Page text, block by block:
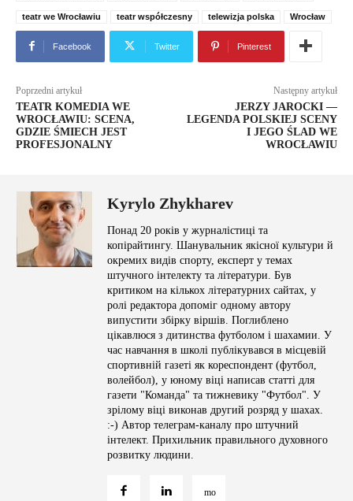
teatr we Wrocławiu teatr współczesny telewizja polska Wrocław
Facebook Twitter Pinterest
Poprzedni artykuł
TEATR KOMEDIA WE
WROCŁAWIU: SCENA,
GDZIE ŚMIECH JEST
PROFESJONALNY
Następny artykuł
JERZY JAROCKI —
LEGENDA POLSKIEJ SCENY
I JEGO ŚLAD WE
WROCŁAWIU
Kyrylo Zhykharev
Понад 20 років у журналістиці та
копірайтингу. Шанувальник якісної культури й
окремих видів спорту, експерт у темах
штучного інтелекту та літератури. Був
критиком на кількох літературних сайтах, у
ролі редактора допоміг одному автору
випустити збірку віршів. Поглиблено
цікавлюся з дитинства футболом і шахамии. У
час навчання в школі публікувався в місцевій
спортивній газеті як кореспондент (футбол,
волейбол), у юному віці написав статті для
газети "Команда" та тижневику "Футбол". У
зрілому віці виконав другий розряд у шахах.
:-) Автор телеграм-каналу про штучний
інтелект. Прихильник правильного духовного
розвитку людини.